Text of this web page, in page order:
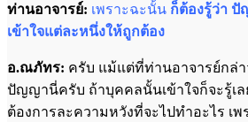
ท่านอาจารย์: เพราะฉะนั้น ก็ต้องรู้ว่า ปั
เข้าใจแต่ละหนึ่งให้ถูกต้อง
อ.ณภัทร: ครับ แม้แต่ที่ท่านอาจารย์กล่
ปัญญานี่ครับ ถ้าบุคคลนั้นเข้าใจก็จะรู้เล
ต้องการละความหวังที่จะไปทำอะไร เพ